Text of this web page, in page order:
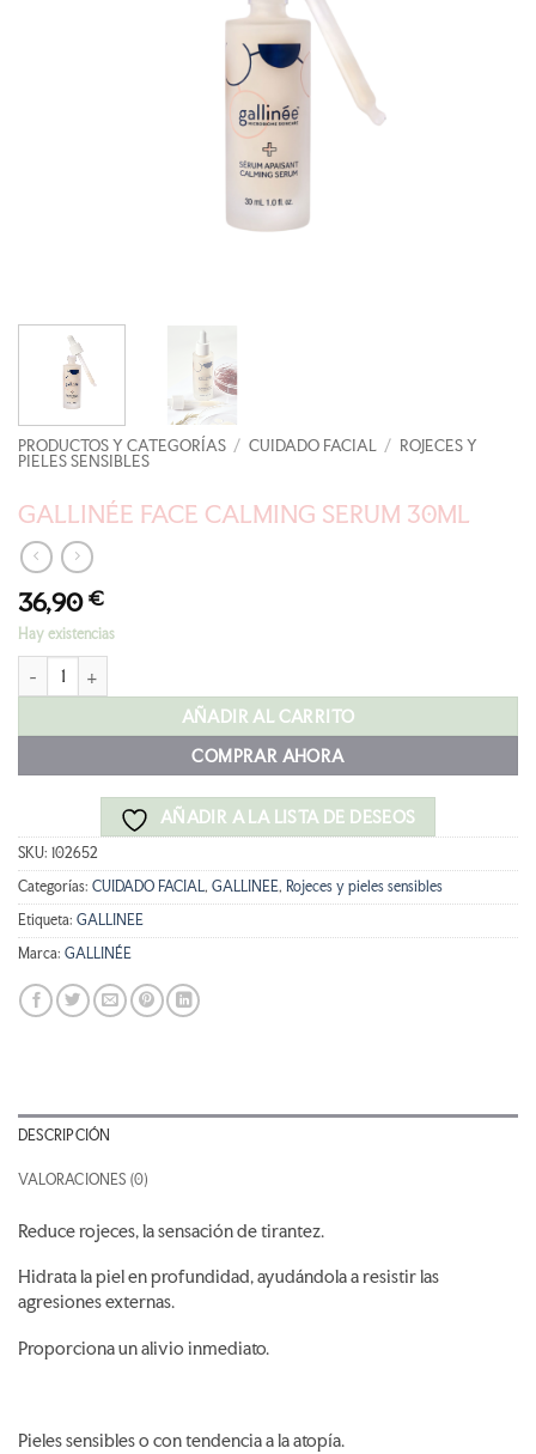
PRODUCTOS Y CATEGORÍAS / CUIDADO FACIAL / ROJECES Y
PIELES SENSIBLES
GALLINÉE FACE CALMING SERUM 30ML
36,90 €
Hay existencias
GALLINÉE FACE CALMING SERUM 30ML cantidad
AÑADIR AL CARRITO
COMPRAR AHORA
AÑADIR A LA LISTA DE DESEOS
SKU: 102652
Categorías: CUIDADO FACIAL, GALLINEE, Rojeces y pieles sensibles
Etiqueta: GALLINEE
Marca: GALLINÉE
DESCRIPCIÓN
VALORACIONES (0)
Reduce rojeces, la sensación de tirantez.
Hidrata la piel en profundidad, ayudándola a resistir las
agresiones externas.
Proporciona un alivio inmediato.
Pieles sensibles o con tendencia a la atopía.